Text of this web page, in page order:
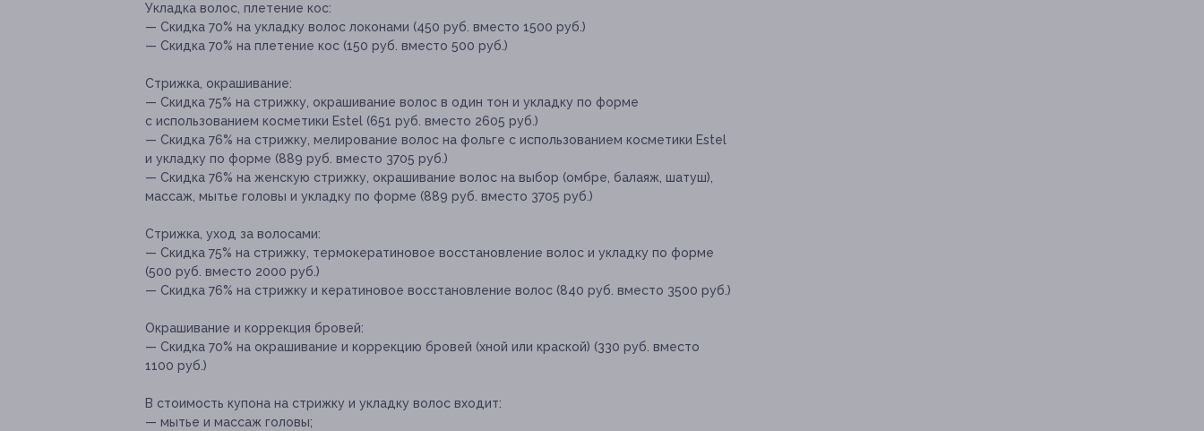
Укладка волос, плетение кос:
— Скидка 70% на укладку волос локонами (450 руб. вместо 1500 руб.)
— Скидка 70% на плетение кос (150 руб. вместо 500 руб.)
Стрижка, окрашивание:
— Скидка 75% на стрижку, окрашивание волос в один тон и укладку по форме
с использованием косметики Estel (651 руб. вместо 2605 руб.)
— Скидка 76% на стрижку, мелирование волос на фольге с использованием косметики Estel
и укладку по форме (889 руб. вместо 3705 руб.)
— Скидка 76% на женскую стрижку, окрашивание волос на выбор (омбре, балаяж, шатуш),
массаж, мытье головы и укладку по форме (889 руб. вместо 3705 руб.)
Стрижка, уход за волосами:
— Скидка 75% на стрижку, термокератиновое восстановление волос и укладку по форме
(500 руб. вместо 2000 руб.)
— Скидка 76% на стрижку и кератиновое восстановление волос (840 руб. вместо 3500 руб.)
Окрашивание и коррекция бровей:
— Скидка 70% на окрашивание и коррекцию бровей (хной или краской) (330 руб. вместо
1100 руб.)
В стоимость купона на стрижку и укладку волос входит:
— мытье и массаж головы;